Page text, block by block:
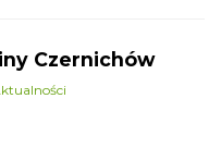
Czernichów